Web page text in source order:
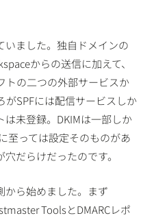
いました。独自ドメインの
からの送信に加えて、
トの二つの外部サービスか
がSPFには配信サービスしか
未登録。DKIMは一部しか
至っては設定そのものがあ
だらけだったのです。
から始めました。まず
ToolsとDMARCレポ